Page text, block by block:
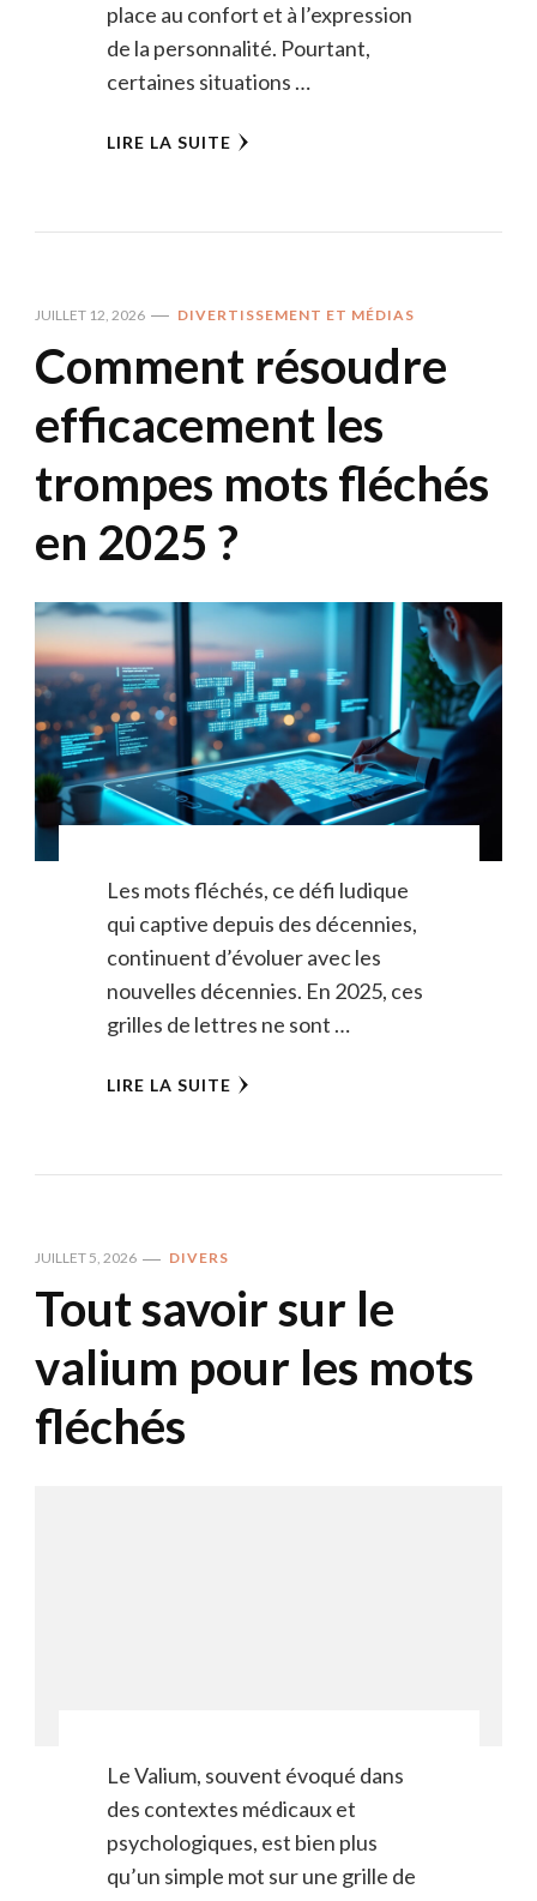
place au confort et à l’expression
de la personnalité. Pourtant,
certaines situations …
LIRE LA SUITE
JUILLET 12, 2026 DIVERTISSEMENT ET MÉDIAS
Comment résoudre
efficacement les
trompes mots fléchés
en 2025 ?
Les mots fléchés, ce défi ludique
qui captive depuis des décennies,
continuent d’évoluer avec les
nouvelles décennies. En 2025, ces
grilles de lettres ne sont …
LIRE LA SUITE
JUILLET 5, 2026 DIVERS
Tout savoir sur le
valium pour les mots
fléchés
Le Valium, souvent évoqué dans
des contextes médicaux et
psychologiques, est bien plus
qu’un simple mot sur une grille de